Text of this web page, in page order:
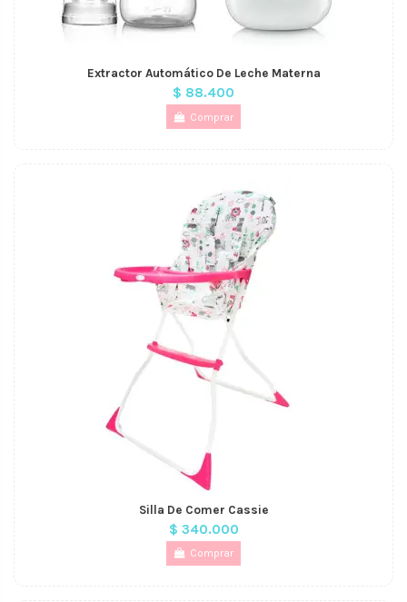
Extractor Automático De Leche Materna
$ 88.400
Comprar
Silla De Comer Cassie
$ 340.000
Comprar